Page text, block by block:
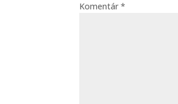
Komentár*